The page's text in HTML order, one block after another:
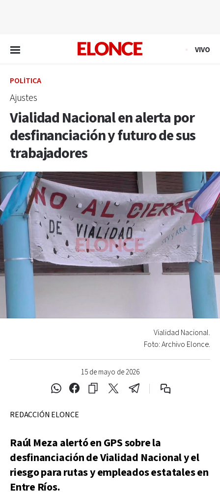
VIVO
POLÍTICA
Ajustes
Vialidad Nacional en alerta por
desfinanciación y futuro de sus
trabajadores
15 de mayo de 2026
Vialidad Nacional.
Foto: Archivo Elonce.
REDACCIÓN ELONCE
Raúl Meza alertó en GPS sobre la
desfinanciación de Vialidad Nacional y el
riesgo para rutas y empleados estatales en
Entre Ríos.